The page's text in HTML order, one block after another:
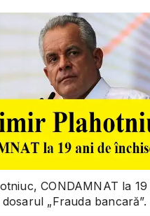
CONDAMNAT la 19
„Frauda bancară”.